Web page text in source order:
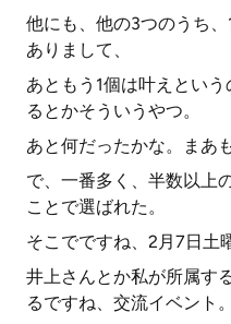
他にも、他の3つのうち
ありまして、
あともう1個は叶えとい
るとかそういうやつ。
あと何だったかな。まあ
で、一番多く、半数以上
ことで選ばれた。
そこでですね、2月7日土
井上さんとか私が所属す
るですね、交流イベント。